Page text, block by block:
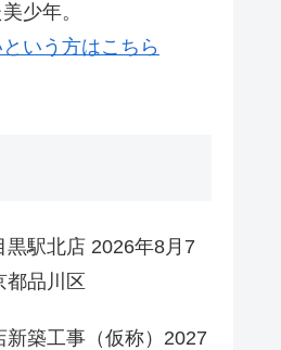
少年。
いう方はこちら
黒駅北店 2026年8月7
都品川区
新築工事（仮称）2027